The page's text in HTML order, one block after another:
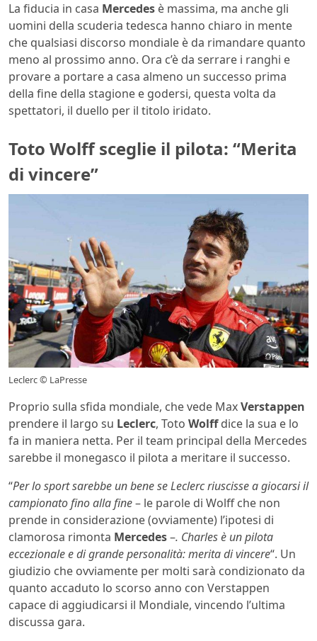
La fiducia in casa Mercedes è massima, ma anche gli
uomini della scuderia tedesca hanno chiaro in mente
che qualsiasi discorso mondiale è da rimandare quanto
meno al prossimo anno. Ora c’è da serrare i ranghi e
provare a portare a casa almeno un successo prima
della fine della stagione e godersi, questa volta da
spettatori, il duello per il titolo iridato.
Toto Wolff sceglie il pilota: “Merita
di vincere”
Leclerc © LaPresse
Proprio sulla sfida mondiale, che vede MaxVerstappen
prendere il largo su Leclerc, Toto Wolffdice la sua e lo
fa in maniera netta. Per il team principal della Mercedes
sarebbe il monegasco il pilota a meritare il successo.
“Per lo sport sarebbe un bene se Leclerc riuscisse a giocarsi il
campionato fino alla fine– le parole di Wolff che non
prende in considerazione (ovviamente) l’ipotesi di
clamorosa rimonta Mercedes–. Charles è un pilota
eccezionale e di grande personalità: merita di vincere“. Un
giudizio che ovviamente per molti sarà condizionato da
quanto accaduto lo scorso anno con Verstappen
capace di aggiudicarsi il Mondiale, vincendo l’ultima
discussa gara.